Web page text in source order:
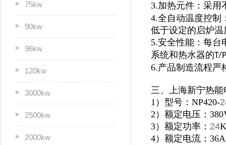
75kw
90kw
96kw
120kw
3000kw
2500kw
2000kw
3.加热元件：采用
4.全自动温度控制
低于设定的启炉
5.安全性能：每台
系统和热水器的T/P
6.产品制造流程严
三、上海新宁热
1）型号：NP420-
2）额定电压：
3）额定功率： 24
4）额定电流：36A